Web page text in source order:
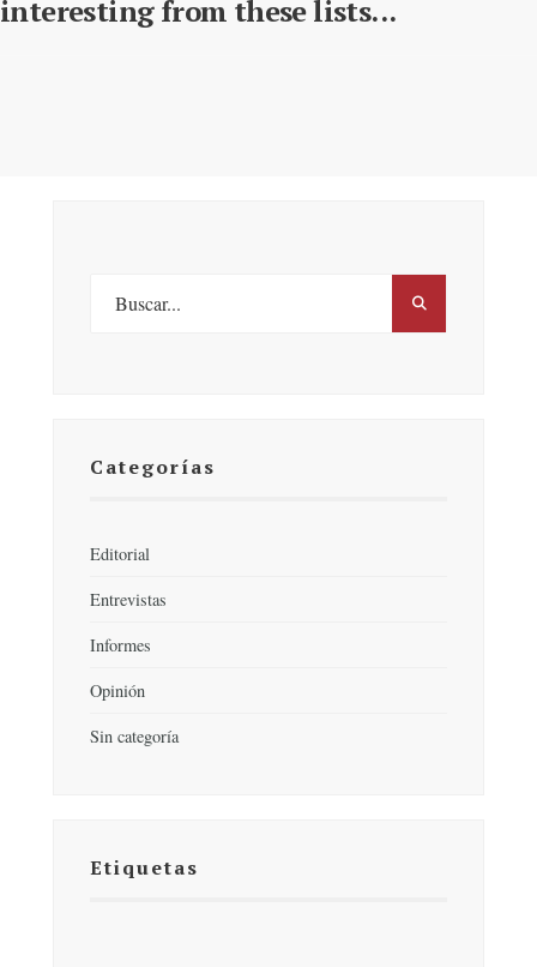
interesting from these lists...
Categorías
Editorial
Entrevistas
Informes
Opinión
Sin categoría
Etiquetas